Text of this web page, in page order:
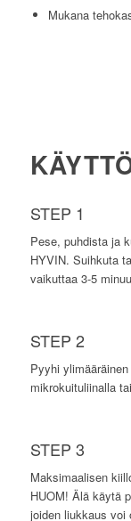
Mukana
STEP 1
Pese, puhdista ja
HYVIN. Suihkuta
vaikuttaa 3-5
STEP 2
Pyyhi
mikrokuituliinalla
STEP 3
Maksimaalisen
HUOM! Älä käytä
joiden liukkaus voi